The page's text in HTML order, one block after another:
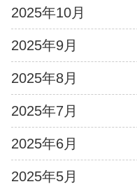
2025年10月
2025年9月
2025年8月
2025年7月
2025年6月
2025年5月